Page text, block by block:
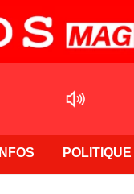
INFOS POLITIQUE